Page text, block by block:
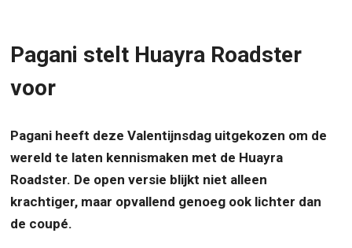
Pagani stelt Huayra Roadster
voor
Pagani heeft deze Valentijnsdag uitgekozen om de
wereld te laten kennismaken met de Huayra
Roadster. De open versie blijkt niet alleen
krachtiger, maar opvallend genoeg ook lichter dan
de coupé.